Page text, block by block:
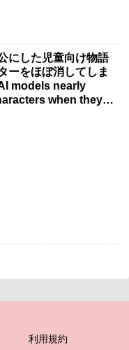
にした児童向け物語
ーをほぼ消してしま
models nearly
when they
利用規約